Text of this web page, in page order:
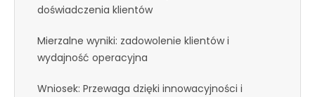
doświadczenia klientów
Mierzalne wyniki: zadowolenie klientów i
wydajność operacyjna
Wniosek: Przewaga dzięki innowacyjności i